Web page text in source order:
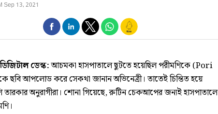
Sep 13, 2021
ডেস্ক:আচমকা হাসপাতালে ছুটতে হয়েছিল পরীমণিকে (Pori
আপলোড করে সেকথা জানান অভিনেত্রী। তাতেই চিন্তিত হয়ে
তারকার অনুরাগীরা। শোনা গিয়েছে, রুটিন চেকআপের জন্যই হাসপাতালে